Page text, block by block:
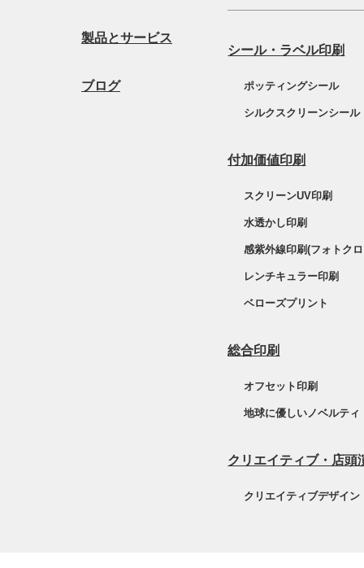
製品とサービス
ブログ
シール・ラベル印刷
ポッティングシール
シルクスクリーンシール
付加価値印刷
スクリーンUV印刷
水透かし印刷
感紫外線印刷(フォトク
レンチキュラー印刷
ベローズプリント
総合印刷
オフセット印刷
地球に優しいノベルティ
クリエイティブ・店頭
クリエイティブデザイン